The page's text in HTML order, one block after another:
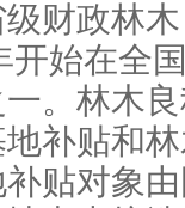
级财政林
开始在全
。林木
地补贴和
贴对象